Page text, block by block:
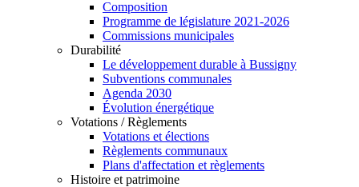
Composition
Programme de législature 2021-2026
Commissions municipales
Durabilité
Le développement durable à Bussigny
Subventions communales
Agenda 2030
Évolution énergétique
Votations / Règlements
Votations et élections
Règlements communaux
Plans d'affectation et règlements
Histoire et patrimoine